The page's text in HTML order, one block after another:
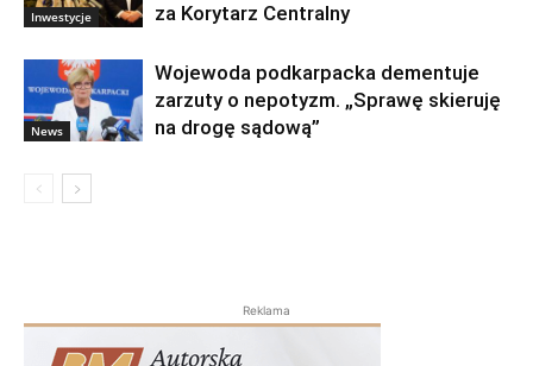
Inwestycje
za Korytarz Centralny
News
Wojewoda podkarpacka dementuje
zarzuty o nepotyzm. „Sprawę skieruję
na drogę sądową”
Reklama